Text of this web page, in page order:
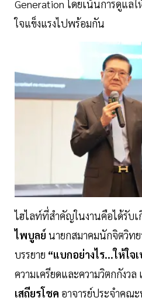
Generation โดยเน้นการดูแล
ใจแข็งแรงไปพร้อมกัน
ไฮไลท์ที่สำคัญในงานคือได้รับเ
ไพบูลย์ นายกสมาคมนักจิตวิท
บรรยาย “แบกอย่างไร...ให้ใจเ
ความเครียดและความวิตกกังวล
เสถียรโชค อาจารย์ประจำคณ